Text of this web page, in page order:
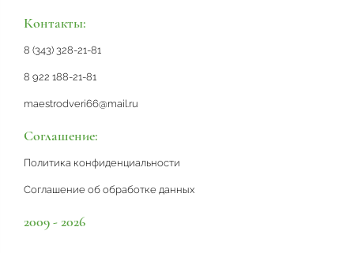
Контакты:
8 (343) 328-21-81
8 922 188-21-81
maestrodveri66@mail.ru
Соглашение:
Политика конфиденциальности
Соглашение об обработке данных
2009 - 2026